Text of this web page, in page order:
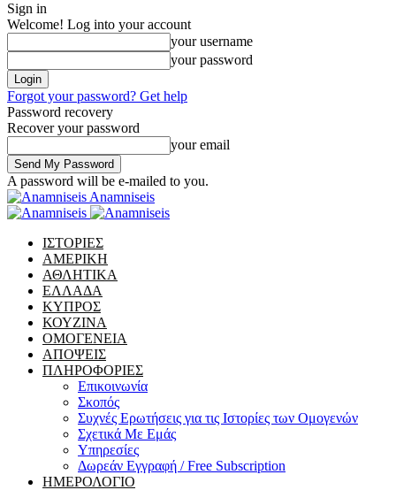
Sign in
Welcome! Log into your account
your username
your password
Forgot your password? Get help
Password recovery
Recover your password
your email
A password will be e-mailed to you.
Anamniseis
ΙΣΤΟΡΙΕΣ
ΑΜΕΡΙΚΗ
ΑΘΛΗΤΙΚΑ
ΕΛΛΑΔΑ
ΚΥΠΡΟΣ
ΚΟΥΖΙΝΑ
ΟΜΟΓΕΝΕΙΑ
ΑΠΟΨΕΙΣ
ΠΛΗΡΟΦΟΡΙΕΣ
Επικοινωνία
Σκοπός
Συχνές Ερωτήσεις για τις Ιστορίες των Ομογενών
Σχετικά Με Εμάς
Υπηρεσίες
Δωρεάν Εγγραφή / Free Subscription
ΗΜΕΡΟΛΟΓΙΟ